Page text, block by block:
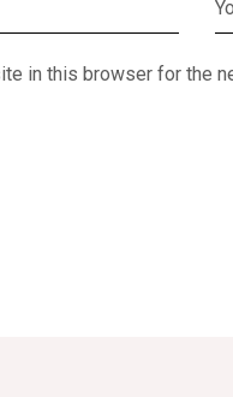
in this browser for the